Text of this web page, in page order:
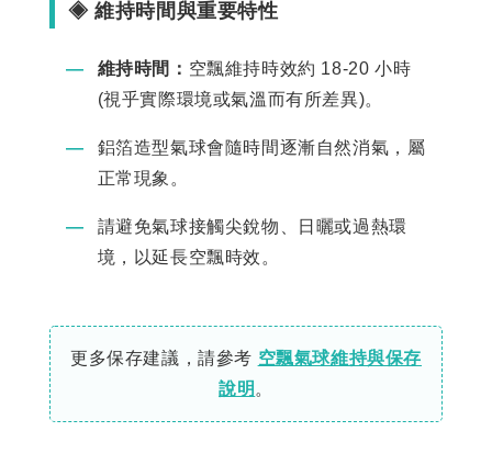
◈ 維持時間與重要特性
― 維持時間： 空飄維持時效約 18-20 小時
(視乎實際環境或氣溫而有所差異)。
―
鋁箔造型氣球會隨時間逐漸自然消氣，屬
正常現象。
―
請避免氣球接觸尖銳物、日曬或過熱環
境，以延長空飄時效。
更多保存建議，請參考 空飄氣球維持與保存
說明 。